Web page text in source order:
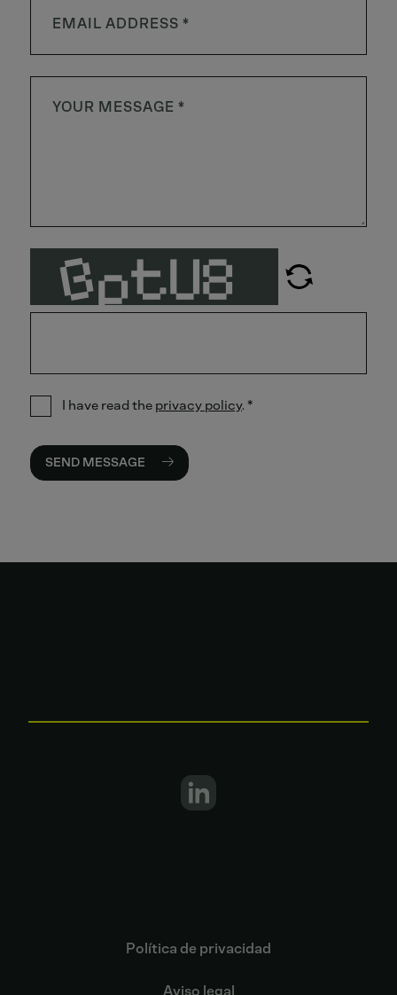
I have read the privacy policy. *
SEND MESSAGE
Política de privacidad
Aviso legal